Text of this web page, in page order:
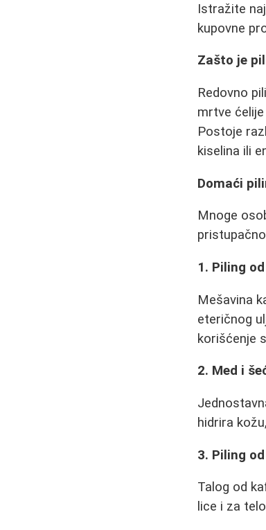
Istražite
kupovne
Zašto je
Redovno
mrtve
Postoje
kiselina ili
Domaći
Mnoge
1. Piling
Mešavina
eteričnog
korišćenje
2. Med i
hidrira
3. Piling
Talog od
lice i za